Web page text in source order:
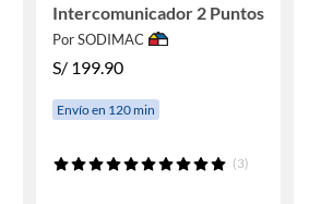
Intercomunicador 2 Puntos
Por SODIMAC
S/ 199.90
Envío en 120 min
(3)